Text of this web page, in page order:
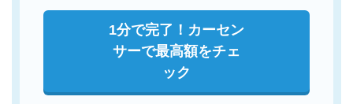
1分で完了！カーセン
サーで最高額をチェ
ック